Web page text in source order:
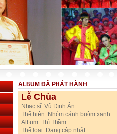
ALBUM ĐÃ PHÁT HÀNH
Lễ Chùa
Nhạc sĩ: Vũ Đình Ân
Thể hiện: Nhóm cánh buồm xanh
Album: Thì Thầm
Thể loại: Đang cập nhật